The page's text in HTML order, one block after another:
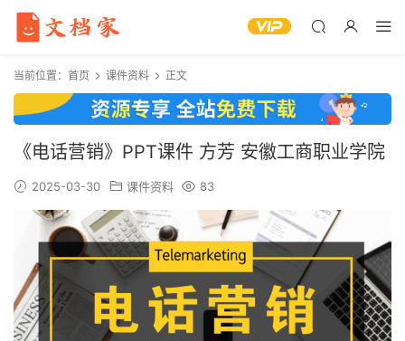
当前位置： 首页 课件资料 正文
《电话营销》PPT课件 方芳 安徽工商职业学院
2025-03-30 课件资料 83